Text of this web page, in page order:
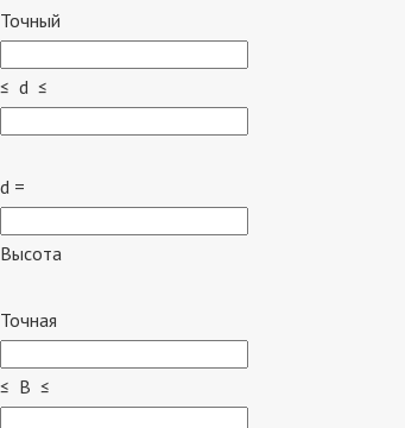
Точный
≤ d ≤
d =
Высота
Точная
≤ B ≤